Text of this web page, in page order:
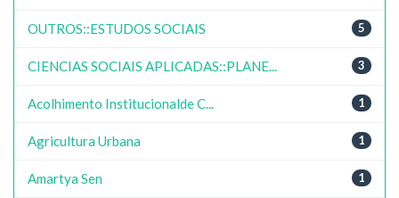
5
OUTROS::ESTUDOS SOCIAIS
3
CIENCIAS SOCIAIS APLICADAS::PLANE...
1
Acolhimento Institucionalde C...
1
Agricultura Urbana
1
Amartya Sen